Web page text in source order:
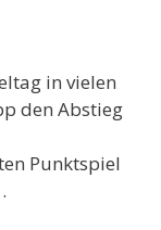
in vielen
den Abstieg
Punktspiel